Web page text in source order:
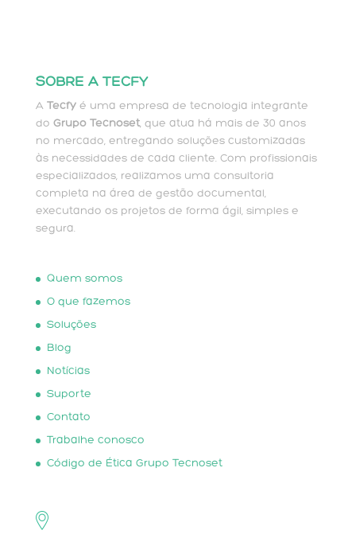
SOBRE A TECFY
A Tecfyé uma empresa de tecnologia integrante
do Grupo Tecnoset, que atua há mais de 30 anos
no mercado, entregando soluções customizadas
às necessidades de cada cliente. Com profissionais
especializados, realizamos uma consultoria
completa na área de gestão documental,
executando os projetos de forma ágil, simples e
segura.
Quem somos
O que fazemos
Soluções
Blog
Notícias
Suporte
Contato
Trabalhe conosco
Código de Ética Grupo Tecnoset